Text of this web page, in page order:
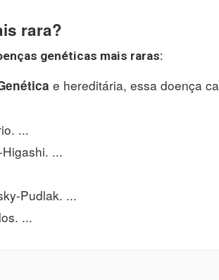
rara?
genéticas mais raras:
e hereditária, essa doença
...
...
Pudlak. ...
...